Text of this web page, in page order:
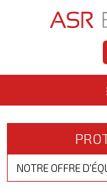
NOTRE OFFRE